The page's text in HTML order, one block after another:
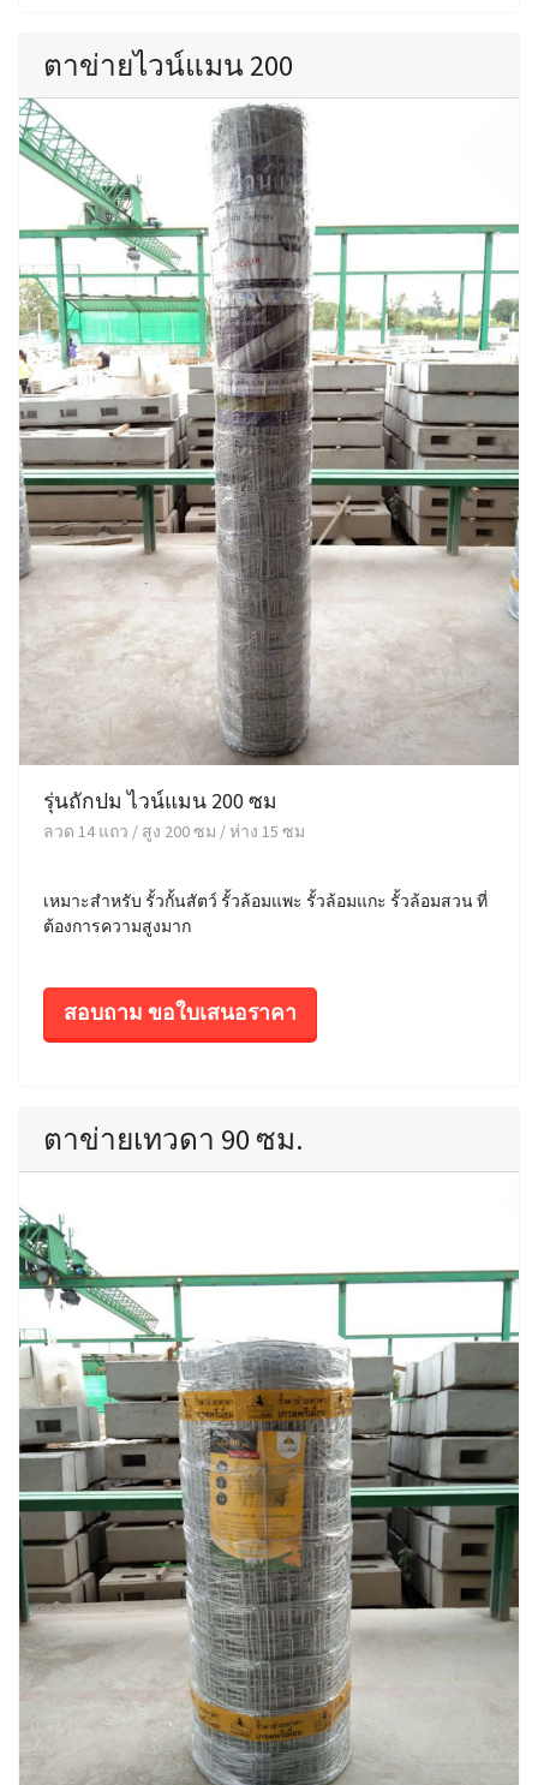
ตาข่ายไวน์แมน 200
รุ่นถักปม ไวน์แมน 200 ซม
ลวด 14 แถว / สูง 200 ซม / ห่าง 15 ซม
เหมาะสำหรับ รั้วกั้นสัตว์ รั้วล้อมแพะ รั้วล้อมแกะ รั้วล้อมสวน ที่
ต้องการความสูงมาก
สอบถาม ขอใบเสนอราคา
ตาข่ายเทวดา 90 ซม.